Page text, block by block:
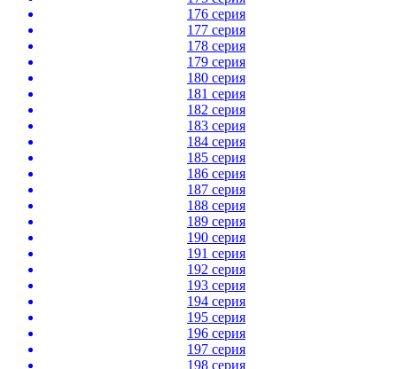
176 серия
177 серия
178 серия
179 серия
180 серия
181 серия
182 серия
183 серия
184 серия
185 серия
186 серия
187 серия
188 серия
189 серия
190 серия
191 серия
192 серия
193 серия
194 серия
195 серия
196 серия
197 серия
198 серия